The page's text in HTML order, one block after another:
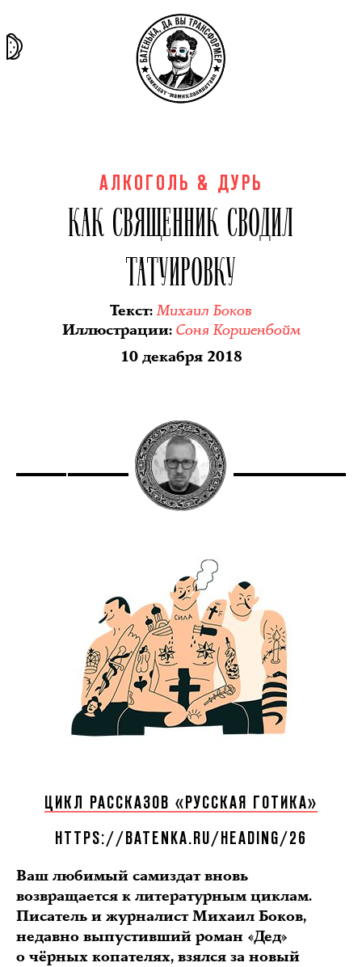
АЛКОГОЛЬ & ДУРЬ
КАК СВЯЩЕННИК СВОДИЛ
ТАТУИРОВКУ
Текст:Михаил Боков
Иллюстрации: Соня Коршенбойм
10 декабря 2018
ЦИКЛ РАССКАЗОВ «РУССКАЯ ГОТИКА»
HTTPS://BATENKA.RU/HEADING/26
Ваш любимый самиздат вновь
возвращается к литературным циклам.
Писатель и журналист Михаил Боков,
недавно выпустивший роман «Дед»
о чёрных копателях, взялся за новый